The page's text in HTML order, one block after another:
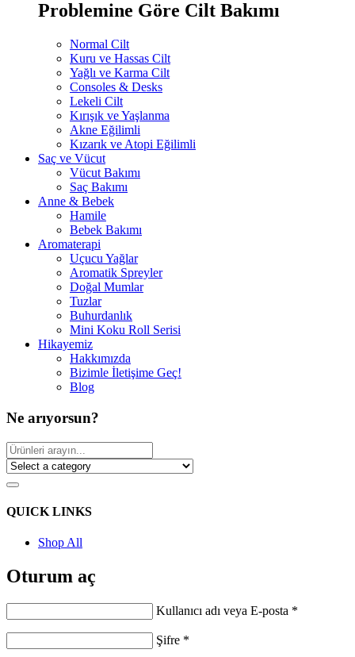
Problemine Göre Cilt Bakımı
Normal Cilt
Kuru ve Hassas Cilt
Yağlı ve Karma Cilt
Consoles & Desks
Lekeli Cilt
Kırışık ve Yaşlanma
Akne Eğilimli
Kızarık ve Atopi Eğilimli
Saç ve Vücut
Vücut Bakımı
Saç Bakımı
Anne & Bebek
Hamile
Bebek Bakımı
Aromaterapi
Uçucu Yağlar
Aromatik Spreyler
Doğal Mumlar
Tuzlar
Buhurdanlık
Mini Koku Roll Serisi
Hikayemiz
Hakkımızda
Bizimle İletişime Geç!
Blog
Ne arıyorsun?
QUICK LINKS
Shop All
Oturum aç
Kullanıcı adı veya E-posta *
Şifre *